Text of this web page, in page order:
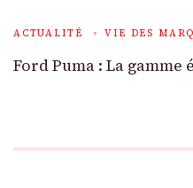
ACTUALITÉ VIE DES
Ford Puma : La gamme